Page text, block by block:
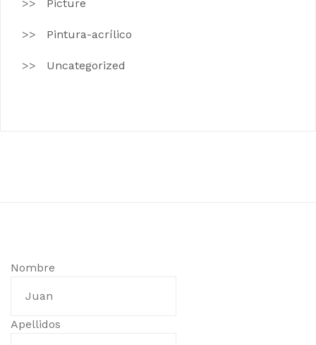
Picture
Pintura-acrílico
Uncategorized
Nombre
Apellidos